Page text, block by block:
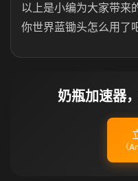
以上是小编为大家带来
你世界蓝锄头怎么用了
奶瓶加速器
（